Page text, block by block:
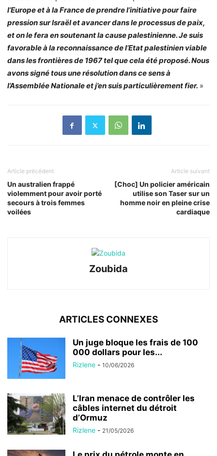
l’Europe et à la France de prendre l’initiative pour faire
pression sur Israël et avancer dans le processus de paix,
et on le fera en soutenant la cause palestinienne. Je suis
favorable à la reconnaissance de l’Etat palestinien viable
dans les frontières de 1967 tel que cela été proposé. Nous
avons signé tous une résolution dans ce sens à
l’Assemblée Nationale et j’en suis particulièrement fier. »
Article précédent
Un australien frappé
violemment pour avoir porté
secours à trois femmes
voilées
Article suivant
[Choc] Un policier américain
utilise son Taser sur un
homme noir en pleine crise
cardiaque
Zoubida
ARTICLES CONNEXES
Un juge bloque les frais de 100
000 dollars pour les...
Rizlene - 10/06/2026
L’Iran menace de contrôler les
câbles internet du détroit
d’Ormuz
Rizlene - 21/05/2026